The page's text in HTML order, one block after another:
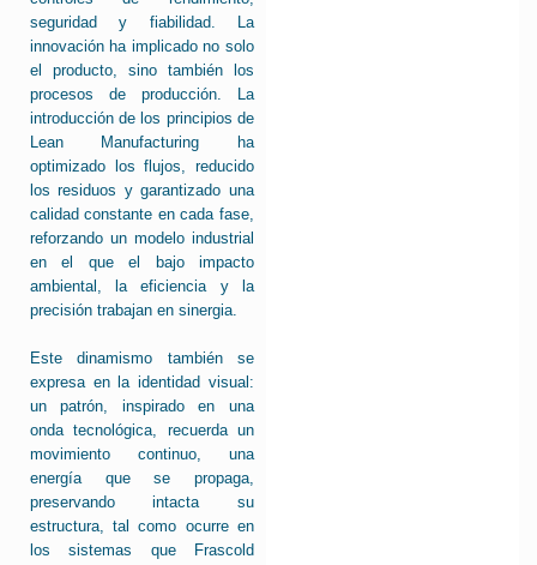
seguridad y fiabilidad. La
innovación ha implicado no solo
el producto, sino también los
procesos de producción. La
introducción de los principios de
Lean Manufacturing ha
optimizado los flujos, reducido
los residuos y garantizado una
calidad constante en cada fase,
reforzando un modelo industrial
en el que el bajo impacto
ambiental, la eficiencia y la
precisión trabajan en sinergia.
Este dinamismo también se
expresa en la identidad visual:
un patrón, inspirado en una
onda tecnológica, recuerda un
movimiento continuo, una
energía que se propaga,
preservando intacta su
estructura, tal como ocurre en
los sistemas que Frascold